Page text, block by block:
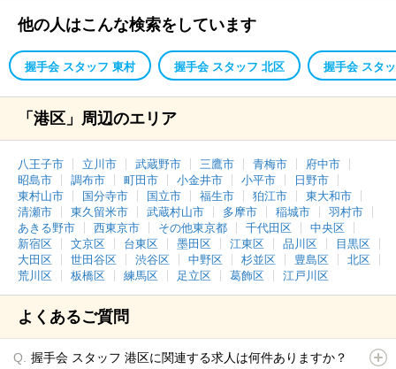
他の人はこんな検索をしています
握手会 スタッフ 東村 握手会 スタッフ 北区 握手会 スタ
「港区」周辺のエリア
八王子市 立川市 武蔵野市 三鷹市 青梅市
府中市
昭島市
調布市 町田市 小金井市 小平市
日野市
東村山市
国分寺市 国立市 福生市 狛江市
東大和市
清瀬市
東久留米市 武蔵村山市 多摩市 稲城市
羽村市
あきる野市
西東京市 その他東京都 千代田区
中央区
新宿区
文京区 台東区 墨田区 江東区 品川区
目黒区
大田区
世田谷区 渋谷区 中野区 杉並区 豊島区
北区
荒川区
板橋区 練馬区 足立区 葛飾区 江戸川区
よくあるご質問
握手会 スタッフ 港区に関連する求人は何件ありますか？